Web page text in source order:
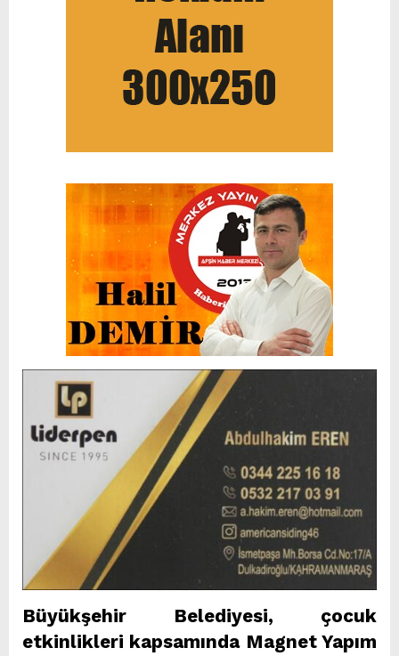
Büyükşehir Belediyesi, çocuk
etkinlikleri kapsamında Magnet Yapım